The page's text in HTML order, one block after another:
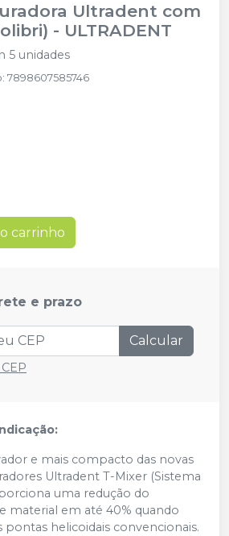
Ultradent com
- ULTRADENT
5 unidades
: 7898607585746
carrinho
e prazo
Calcular
e mais compacto das novas
Ultradent T-Mixer (Sistema
uma redução do
material em até 40% quando
pontas helicoidais convencionais.